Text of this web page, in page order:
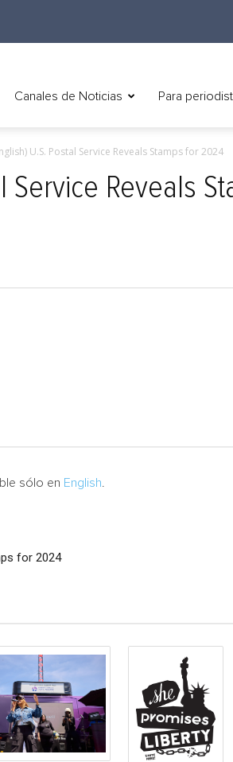
Canales de Noticias Para
U.S. Postal Service Reveals Stamps for 2024
Service Reveals
sólo en English
for 2024